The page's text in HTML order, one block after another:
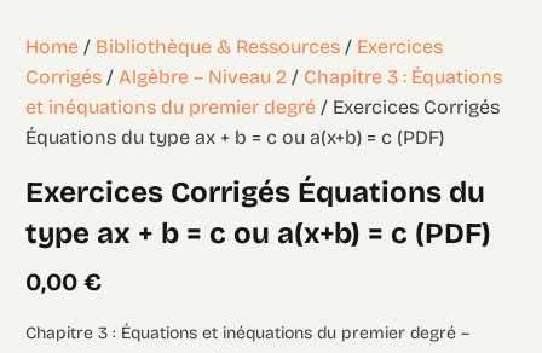
Home / Bibliothèque & Ressources / Exercices
Corrigés / Algèbre – Niveau 2 / Chapitre 3 : Équations
et inéquations du premier degré / Exercices Corrigés
Équations du type ax + b = c ou a(x+b) = c (PDF)
Exercices Corrigés Équations du
type ax + b = c ou a(x+b) = c (PDF)
0,00€
Chapitre 3 : Équations et inéquations du premier degré –